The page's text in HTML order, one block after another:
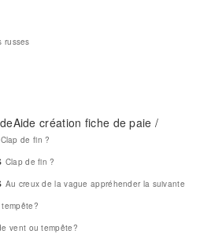
russes
création fiche de paie /
Clap de fin ?
Clap de fin ?
Au creux de la vague appréhender la suivante
vent ou tempête?